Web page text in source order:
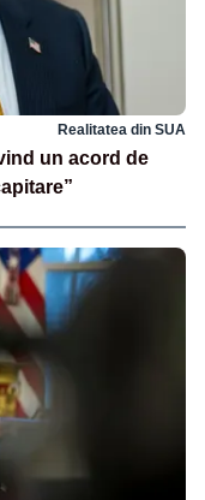
Realitatea din SUA
un acord de